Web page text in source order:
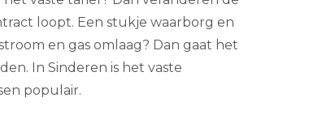
loopt. Een stukje waarborg en
en gas omlaag? Dan gaat het
In Sinderen is het vaste
populair.